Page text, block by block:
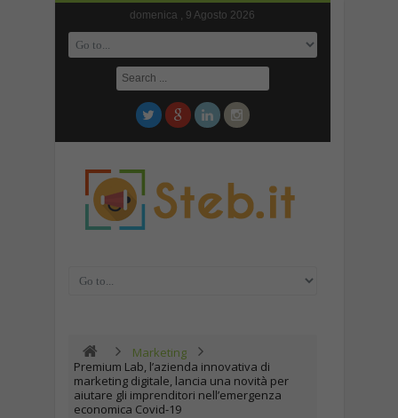
domenica , 9 Agosto 2026
Marketing
Premium Lab, l’azienda innovativa di
marketing digitale, lancia una novità per
aiutare gli imprenditori nell’emergenza
economica Covid-19